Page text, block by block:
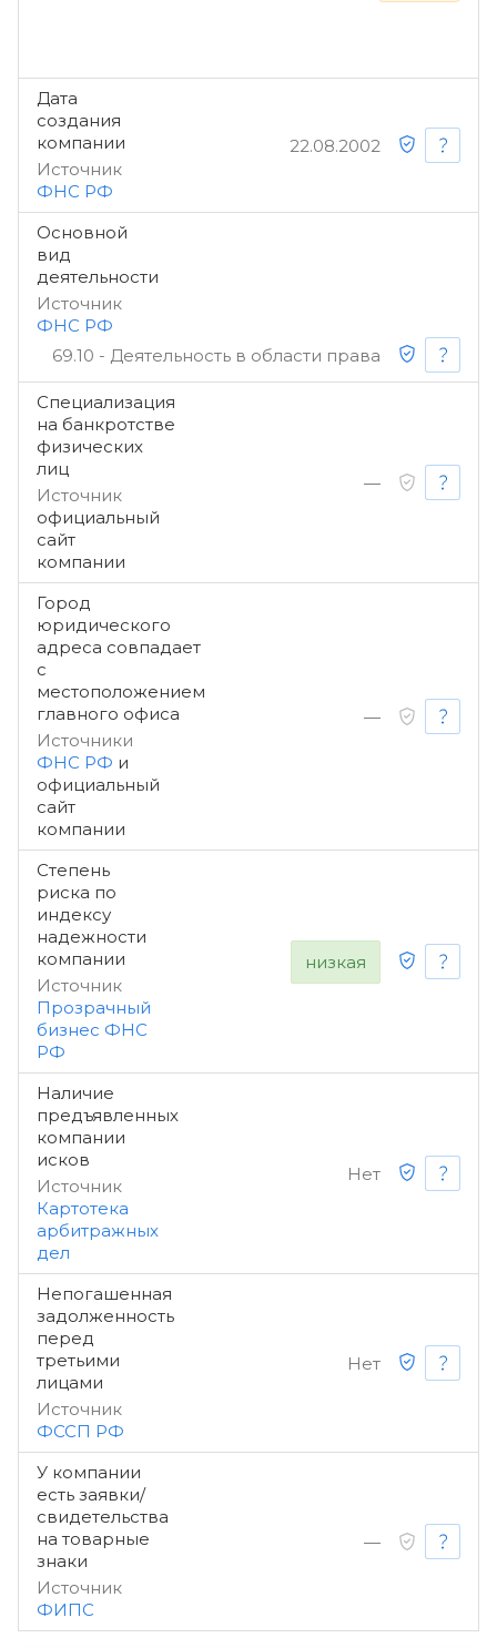
Дата
создания
компании
Источник
ФНС РФ
22.08.2002
Основной
вид
деятельности
Источник
ФНС РФ
69.10 - Деятельность в области права
Специализация
на банкротстве
физических
лиц
Источник
официальный
сайт
компании
—
Город
юридического
адреса совпадает
с
местоположением
главного офиса
Источники
ФНС РФ и
официальный
сайт
компании
—
Степень
риска по
индексу
надежности
компании
Источник
Прозрачный
бизнес ФНС
РФ
низкая
Наличие
предъявленных
компании
исков
Источник
Картотека
арбитражных
дел
Нет
Непогашенная
задолженность
перед
третьими
лицами
Источник
ФССП РФ
Нет
У компании
есть заявки/
свидетельства
на товарные
знаки
Источник
ФИПС
—